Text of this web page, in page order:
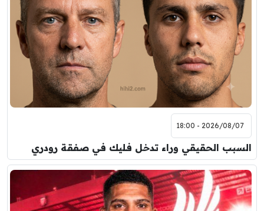
2026/08/07 - 18:00
السبب الحقيقي وراء تدخل فليك في صفقة رودري